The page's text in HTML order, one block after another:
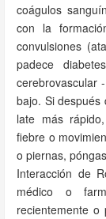
coágulos
con la
convulsiones
padece
cerebrovascular
bajo. Si después
late más
fiebre o
o piernas,
Interacción de
médico o
recientemente